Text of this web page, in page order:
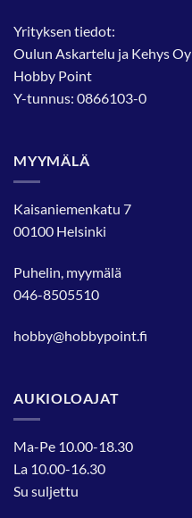
Yrityksen tiedot:
Oulun Askartelu ja Kehys Oy
Hobby Point
Y-tunnus: 0866103-0
MYYMÄLÄ
Kaisaniemenkatu 7
00100 Helsinki
Puhelin, myymälä
046-8505510
hobby@hobbypoint.fi
AUKIOLOAJAT
Ma-Pe 10.00-18.30
La 10.00-16.30
Su suljettu